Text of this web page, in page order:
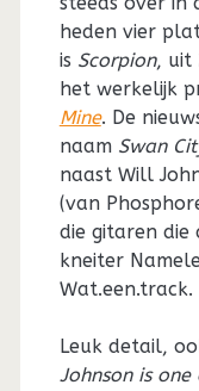
heden vier
is Scorpion, uit
het werkelijk
Mine. De
naam Swan
naast Will
(van
die gitaren
kneiter
Wat.een.track.
Leuk detail,
Johnson is